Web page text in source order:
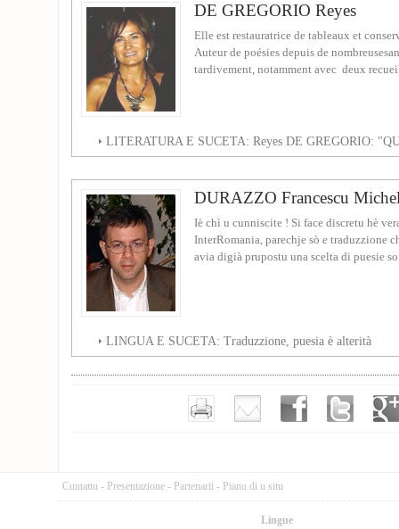
DE GREGORIO Reyes
Elle est restauratrice de tableaux et
Auteur de poésies depuis de
tardivement, notamment avec deux
LITERATURA E SUCETA: Reyes DE GREGORIO:
DURAZZO Francescu
Iè chì u cunniscite ! Si face discretu hè
InterRomania, parechje sò e traduzzione
avia digià prupostu una scelta di puesie
LINGUA E SUCETA: Traduzzione, puesia è alterità
Cuntattu - Presentazione - Partenarii - Pianu di u situ
Lingue